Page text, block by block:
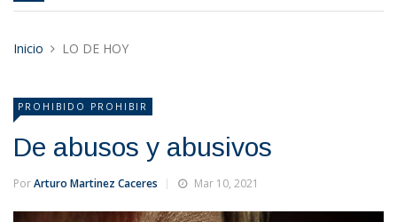
Inicio LO DE HOY
PROHIBIDO PROHIBIR
De abusos y abusivos
PorArturo Martinez Caceres Mar 10, 2021